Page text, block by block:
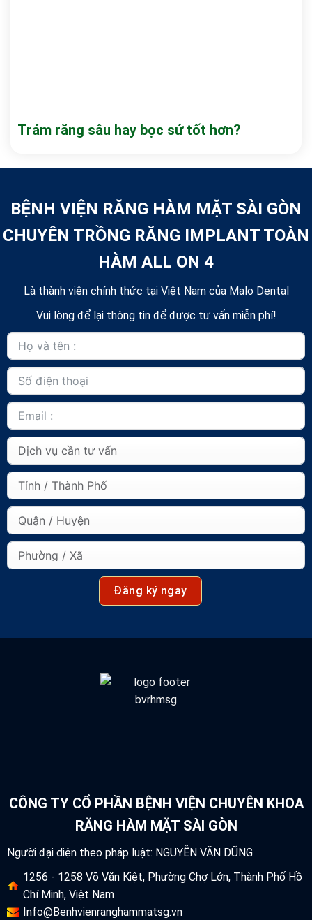
Trám răng sâu hay bọc sứ tốt hơn?
BỆNH VIỆN RĂNG HÀM MẶT SÀI GÒN
CHUYÊN TRỒNG RĂNG IMPLANT TOÀN
HÀM ALL ON 4
Là thành viên chính thức tại Việt Nam của Malo Dental
Vui lòng để lại thông tin để được tư vấn miễn phí!
Đăng ký ngay
CÔNG TY CỔ PHẦN BỆNH VIỆN CHUYÊN KHOA
RĂNG HÀM MẶT SÀI GÒN
Người đại diện theo pháp luật: NGUYỄN VĂN DŨNG
1256 - 1258 Võ Văn Kiệt, Phường Chợ Lớn, Thành Phố Hồ
Chí Minh, Việt Nam
Info@Benhvienranghammatsg.vn